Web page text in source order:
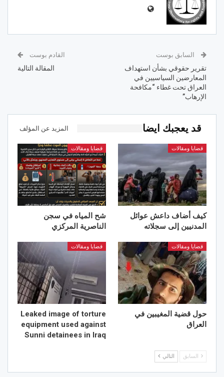
السابق بوست
تقرير حقوقي بشأن استهداف
المعارضين السياسيين في
العراق تحت غطاء “مكافحة
الإرهاب”
القادم بوست
المقالة التالية
قد يعجبك ايضا المزيد عن المؤلف
قضايا ومقالات
كيف أضاف داعش عوائل
المدنيين إلى سجلاته
قضايا ومقالات
شح المياه في سجن
الناصرية المركزي
قضايا ومقالات
حول قضية المغيبين في
العراق
قضايا ومقالات
Leaked image of torture
equipment used against
Sunni detainees in Iraq
السابق التالي